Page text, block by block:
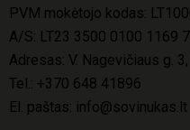
PVM mokėtojo kodas:
A/S: LT23 3500 0100 1169
Adresas: V. Nagevičiaus g.
Tel.: +370 648 41896
El. paštas: info@sovinukas.lt